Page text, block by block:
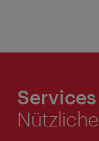
Services